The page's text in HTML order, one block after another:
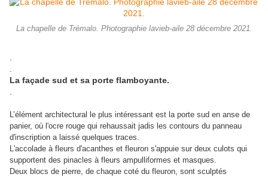
La chapelle de Trémalo. Photographie lavieb-aile 28 décembre 2021.
La façade sud et sa porte flamboyante.
L’élément architectural le plus intéressant est la porte sud en anse de
panier, où l'ocre rouge qui rehaussait jadis les contours du panneau
d'inscription a laissé quelques traces.
L'accolade à fleurs d'acanthes et fleuron s'appuie sur deux culots qui
supportent des pinacles à fleurs ampulliformes et masques.
Deux blocs de pierre, de chaque coté du fleuron, sont sculptés